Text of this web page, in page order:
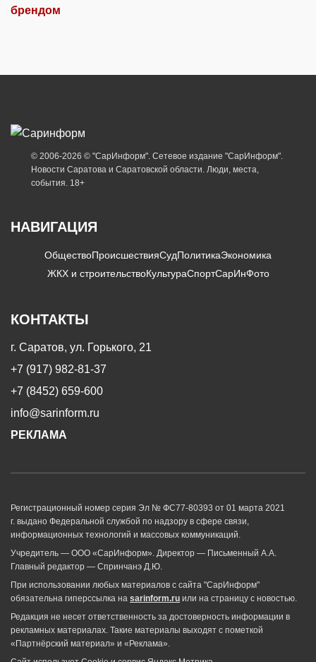
брендом
© 2006-2026 © "СарИнформ". Сетевое издание "СарИнформ".
Новости Саратова и Саратовской области. Люди, места,
события. 18+
НАВИГАЦИЯ
ОбществоПроисшествияСудПолитикаЭкономика
ЖКХ и строительствоКультураСпортСарИнФото
КОНТАКТЫ
г. Саратов, ул. Горького, 21
+7 (917) 982-81-37
+7 (8452) 659-600
info@sarinform.ru
РЕКЛАМА
Регистрационный номер серия Эл № ФС77-80393 от 01 марта 2021
г. выдано Федеральной службой по надзору в сфере связи,
информационных технологий и массовых коммуникаций.
Учредитель — ООО «СарИнформ». Директор — Письменный А.А.
Главный редактор — Спринчанэ Д.Ю.
При использовании любых материалов с сайта "СарИнформ"
обязательна гиперссылка на sarinform.ru или на страницу с новостью.
Редакция не несет ответственность за достоверность информации в
рекламных материалах. Такие материалы выходят с пометкой
«Партнёрский материал» и «Реклама».